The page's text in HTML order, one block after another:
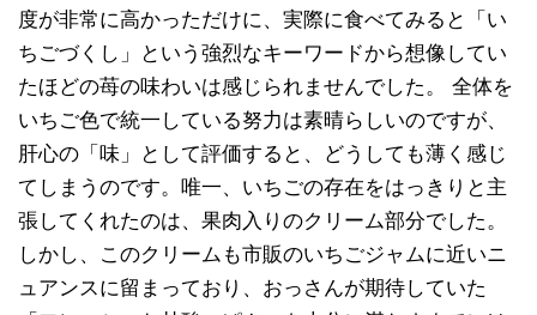
度が非常に高かっただけに、実際に食べてみると「い
ちごづくし」という強烈なキーワードから想像してい
たほどの苺の味わいは感じられませんでした。 全体を
いちご色で統一している努力は素晴らしいのですが、
肝心の「味」として評価すると、どうしても薄く感じ
てしまうのです。唯一、いちごの存在をはっきりと主
張してくれたのは、果肉入りのクリーム部分でした。
しかし、このクリームも市販のいちごジャムに近いニ
ュアンスに留まっており、おっさんが期待していた